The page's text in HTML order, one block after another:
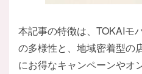
本記事の特徴は、TOKAIモ
の多様性と、地域密着型の
にお得なキャンペーンやオ